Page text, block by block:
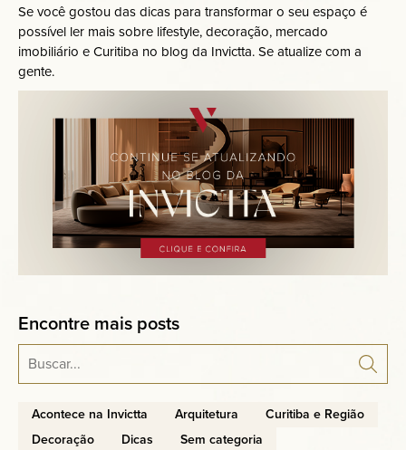
Se você gostou das dicas para transformar o seu espaço é
possível ler mais sobre lifestyle, decoração, mercado
imobiliário e Curitiba no blog da Invictta. Se atualize com a
gente.
Encontre mais posts
Acontece na Invictta Arquitetura
Curitiba e Região
Decoração
Dicas Sem categoria